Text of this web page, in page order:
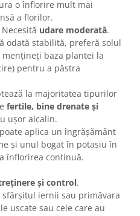
o înflorire mult mai
a florilor.
Necesită udare moderată.
odată stabilită, preferă solul
mențineți baza plantei la
pentru a păstra
la majoritatea tipurilor
fertile, bine drenate și
ușor alcalin.
aplica un îngrășământ
și unul bogat în potasiu în
înflorirea continuă.
și control.
sfârșitul iernii sau primăvara
uscate sau cele care au